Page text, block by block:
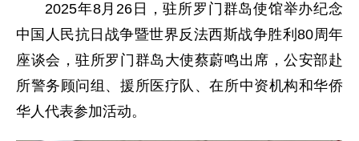
2025年8月26日，驻所罗门群岛使馆举办纪念
中国人民抗日战争暨世界反法西斯战争胜利80周年
座谈会，驻所罗门群岛大使蔡蔚鸣出席，公安部赴
所警务顾问组、援所医疗队、在所中资机构和华侨
华人代表参加活动。